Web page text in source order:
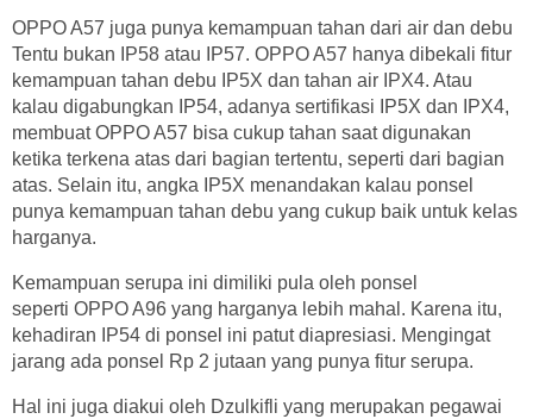
OPPO A57 juga punya kemampuan tahan dari air dan debu
Tentu bukan IP58 atau IP57. OPPO A57 hanya dibekali fitur
kemampuan tahan debu IP5X dan tahan air IPX4. Atau
kalau digabungkan IP54, adanya sertifikasi IP5X dan IPX4,
membuat OPPO A57 bisa cukup tahan saat digunakan
ketika terkena atas dari bagian tertentu, seperti dari bagian
atas. Selain itu, angka IP5X menandakan kalau ponsel
punya kemampuan tahan debu yang cukup baik untuk kelas
harganya.
Kemampuan serupa ini dimiliki pula oleh ponsel
seperti OPPO A96 yang harganya lebih mahal. Karena itu,
kehadiran IP54 di ponsel ini patut diapresiasi. Mengingat
jarang ada ponsel Rp 2 jutaan yang punya fitur serupa.
Hal ini juga diakui oleh Dzulkifli yang merupakan pegawai